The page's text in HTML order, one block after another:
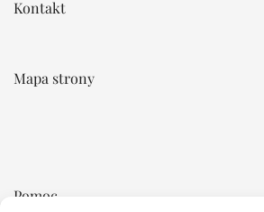
Kontakt
Mapa strony
Pomoc